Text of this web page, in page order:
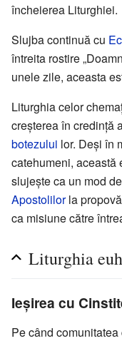
încheierea Liturghiei.
Slujba continuă cu
întreita rostire
unele zile, aceasta
Liturghia celor
creșterea în credință
botezului lor. Deși în
catehumeni, această
slujește ca un mod
Apostolilorla
ca misiune către
Liturghia
Ieșirea cu
Pe când comunitatea